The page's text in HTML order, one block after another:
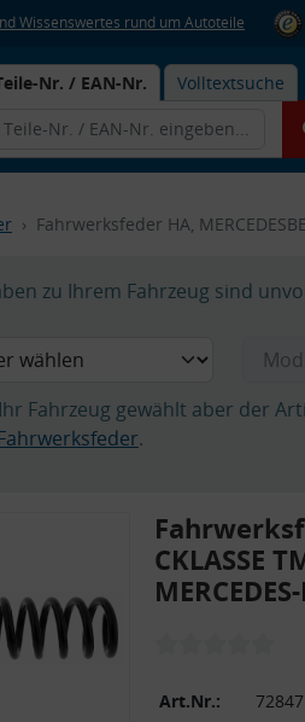
Wissenswertes rund um Autoteile
Nr. / EAN-Nr. Volltextsuche
Fahrwerksfeder HA,
zu Ihrem Fahrzeug sind
Fahrzeug gewählt aber der
.
CKLASSE
Art.Nr.:
72847